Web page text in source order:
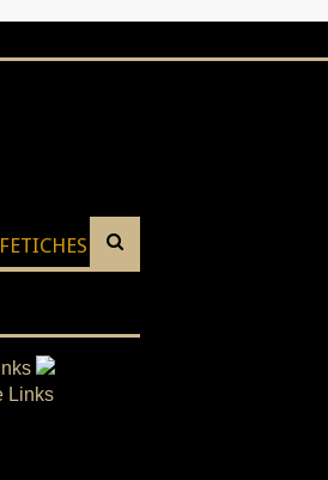
FETICHES